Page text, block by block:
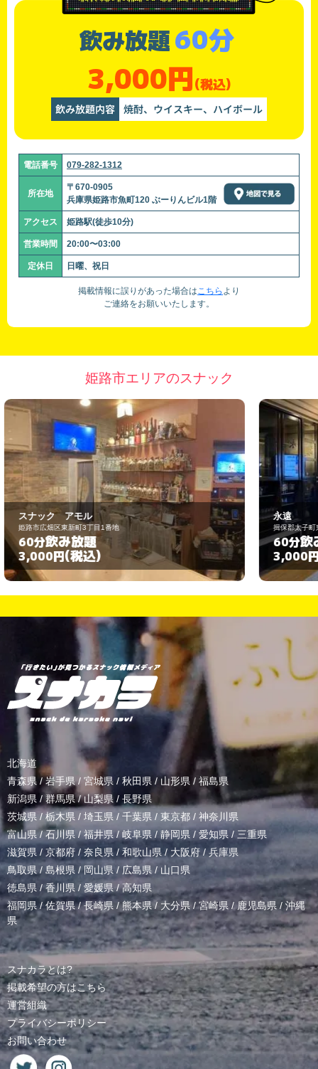
飲み放題60分
3,000円(税込)
飲み放題内容 焼酎、ウイスキー、ハイボール
電話番号 079-282-1312
所在地
〒670-0905
兵庫県姫路市魚町120 ぶーりんビル1階
アクセス 姫路駅(徒歩10分)
営業時間 20:00〜03:00
定休日 日曜、祝日
掲載情報に誤りがあった場合はこちら より
ご連絡をお願いいたします。
姫路市エリアのスナック
永遠
揖保郡太子町東出79-1
60分飲み放題
3,000円 (税込)
北海道
青森県 / 岩手県/ 宮城県 / 秋田県 / 山形県/ 福島県
新潟県 /群馬県/山梨県 / 長野県
茨城県 / 栃木県 / 埼玉県 / 千葉県 / 東京都 / 神奈川県
富山県 /石川県/福井県/岐阜県 / 静岡県 / 愛知県 / 三重県
滋賀県 / 京都府 / 奈良県 / 和歌山県/ 大阪府 /兵庫県
鳥取県/ 島根県 /岡山県/ 広島県 / 山口県
徳島県 /香川県 / 愛媛県/高知県
福岡県/佐賀県/長崎県 /熊本県/ 大分県/宮崎県 /鹿児島県 / 沖縄
県
スナカラとは?
掲載希望の方はこちら
運営組織
プライバシーポリシー
お問い合わせ